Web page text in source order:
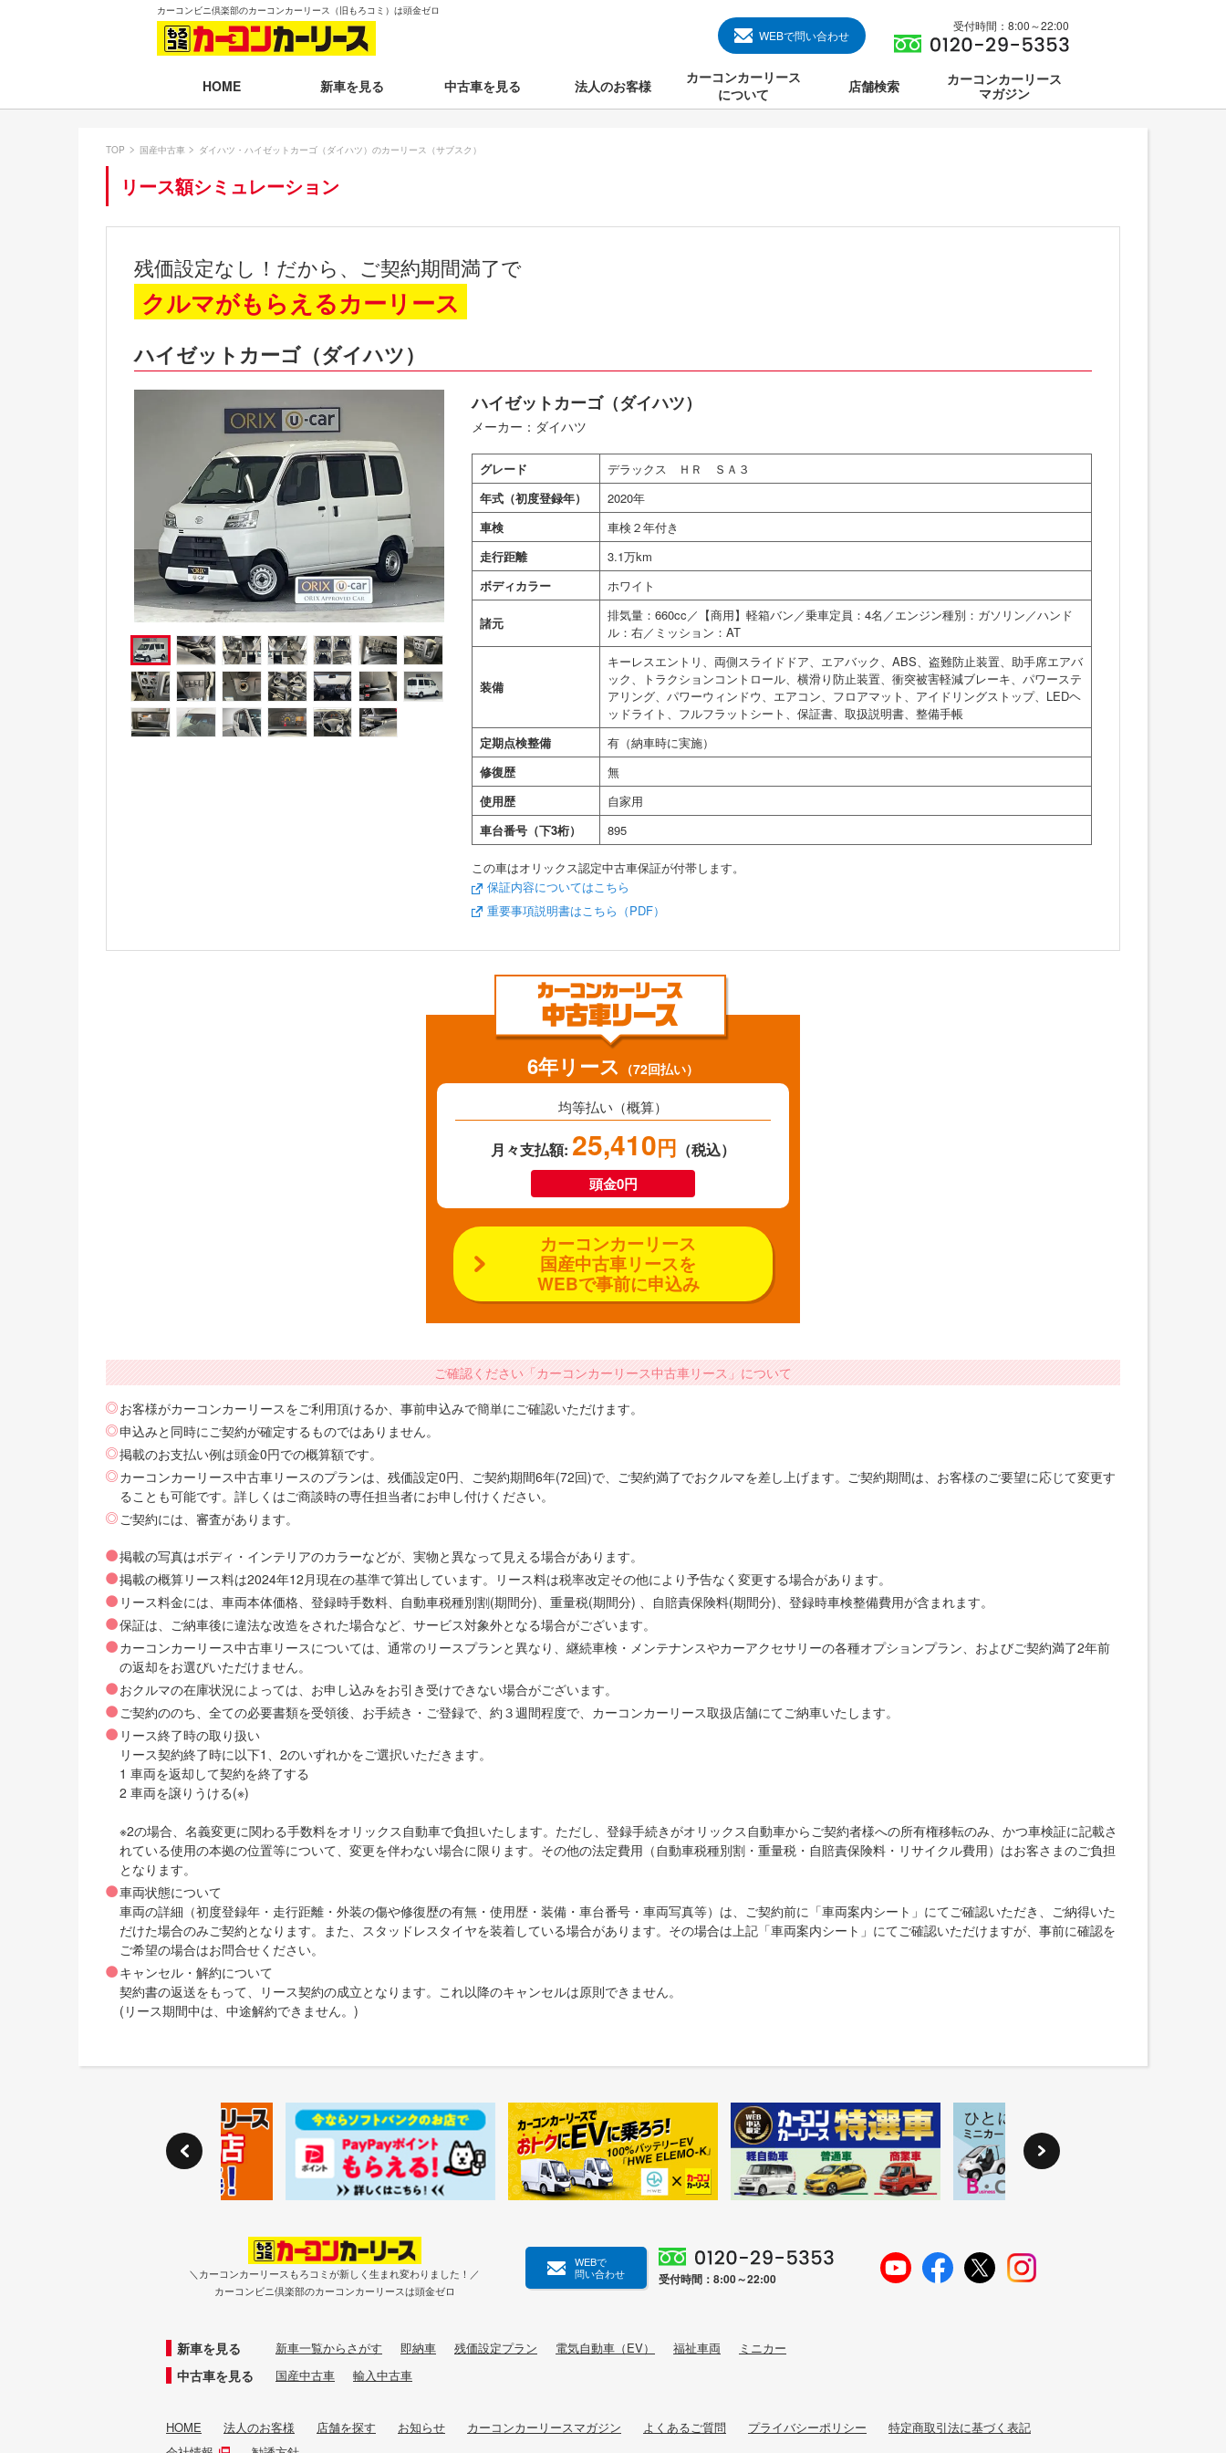
カーコンビニ倶楽部のカーコンカーリース（旧もろコミ）は頭金ゼロ
WEBで問い合わせ
受付時間：8:00～22:00
HOME 新車を見る
月々50,001円以上のクルマを見る
新車一覧から選ぶ
即納車（最短14日で納車）
残価設定プラン
電気自動車（EV）
福祉車両
ミニカー
中古車を見る 法人のお客様
カーコンカーリース
について
店舗検索
カーコンカーリース
マガジン
TOP 国産中古車 ダイハツ・ハイゼットカーゴ（ダイハツ）のカーリース（サブスク）
リース額シミュレーション
残価設定なし！だから、ご契約期間満了で
クルマがもらえるカーリース
ハイゼットカーゴ（ダイハツ）
ハイゼットカーゴ（ダイハツ）
メーカー：ダイハツ
グレード
デラックス ＨＲ ＳＡ３
年式（初度登録年）
2020年
車検
車検２年付き
走行距離
3.1万km
ボディカラー
ホワイト
諸元
排気量：660cc／【商用】軽箱バン／乗車定員：4名／エンジン種別：ガソリン／ハンド
ル：右／ミッション：AT
装備
キーレスエントリ、両側スライドドア、エアバック、ABS、盗難防止装置、助手席エアバ
ック、トラクションコントロール、横滑り防止装置、衝突被害軽減ブレーキ、パワーステ
アリング、パワーウィンドウ、エアコン、フロアマット、アイドリングストップ、LEDヘ
ッドライト、フルフラットシート、保証書、取扱説明書、整備手帳
定期点検整備
有（納車時に実施）
修復歴
無
使用歴
自家用
車台番号（下3桁）
895
この車はオリックス認定中古車保証が付帯します。
保証内容についてはこちら
重要事項説明書はこちら（PDF）
6年リース （72回払い）
均等払い（概算）
月々支払額: 25,410円 （税込）
頭金0円
カーコンカーリース
国産中古車リースを
WEBで事前に申込み
ご確認ください「カーコンカーリース中古車リース」について
お客様がカーコンカーリースをご利用頂けるか、事前申込みで簡単にご確認いただけます。
申込みと同時にご契約が確定するものではありません。
掲載のお支払い例は頭金0円での概算額です。
カーコンカーリース中古車リースのプランは、残価設定0円、ご契約期間6年(72回)で、ご契約満了でおクルマを差し上げます。ご契約期間は、お客様のご要望に応じて変更す
ることも可能です。詳しくはご商談時の専任担当者にお申し付けください。
ご契約には、審査があります。
掲載の写真はボディ・インテリアのカラーなどが、実物と異なって見える場合があります。
掲載の概算リース料は2024年12月現在の基準で算出しています。リース料は税率改定その他により予告なく変更する場合があります。
リース料金には、車両本体価格、登録時手数料、自動車税種別割(期間分)、重量税(期間分) 、自賠責保険料(期間分)、登録時車検整備費用が含まれます。
保証は、ご納車後に違法な改造をされた場合など、サービス対象外となる場合がございます。
カーコンカーリース中古車リースについては、通常のリースプランと異なり、継続車検・メンテナンスやカーアクセサリーの各種オプションプラン、およびご契約満了2年前
の返却をお選びいただけません。
おクルマの在庫状況によっては、お申し込みをお引き受けできない場合がございます。
ご契約ののち、全ての必要書類を受領後、お手続き・ご登録で、約３週間程度で、カーコンカーリース取扱店舗にてご納車いたします。
リース終了時の取り扱い
リース契約終了時に以下1、2のいずれかをご選択いただきます。
1 車両を返却して契約を終了する
2 車両を譲りうける(※)
※2の場合、名義変更に関わる手数料をオリックス自動車で負担いたします。ただし、登録手続きがオリックス自動車からご契約者様への所有権移転のみ、かつ車検証に記載さ
れている使用の本拠の位置等について、変更を伴わない場合に限ります。その他の法定費用（自動車税種別割・重量税・自賠責保険料・リサイクル費用）はお客さまのご負担
となります。
車両状態について
車両の詳細（初度登録年・走行距離・外装の傷や修復歴の有無・使用歴・装備・車台番号・車両写真等）は、ご契約前に「車両案内シート」にてご確認いただき、ご納得いた
だけた場合のみご契約となります。また、スタッドレスタイヤを装着している場合があります。その場合は上記「車両案内シート」にてご確認いただけますが、事前に確認を
ご希望の場合はお問合せください。
キャンセル・解約について
契約書の返送をもって、リース契約の成立となります。これ以降のキャンセルは原則できません。
(リース期間中は、中途解約できません。)
＼カーコンカーリースもろコミが新しく生まれ変わりました！／
カーコンビニ倶楽部のカーコンカーリースは頭金ゼロ
WEBで
問い合わせ
受付時間：8:00～22:00
新車を見る 新車一覧からさがす 即納車 残価設定プラン 電気自動車（EV） 福祉車両 ミニカー
中古車を見る 国産中古車 輸入中古車
HOME 法人のお客様 店舗を探す お知らせ カーコンカーリースマガジン よくあるご質問 プライバシーポリシー
特定商取引法に基づく表記